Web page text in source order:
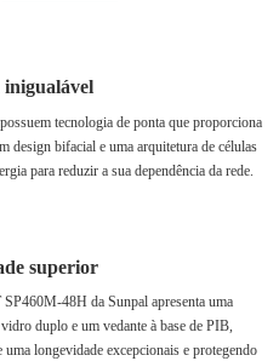
inigualável
tecnologia de ponta que proporciona
design bifacial e uma arquitetura de células
para reduzir a sua dependência da rede.
superior
48H da Sunpal apresenta uma
duplo e um vedante à base de PIB,
longevidade excepcionais e protegendo